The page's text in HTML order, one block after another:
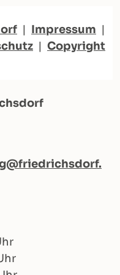
| Impressum |
| Copyright